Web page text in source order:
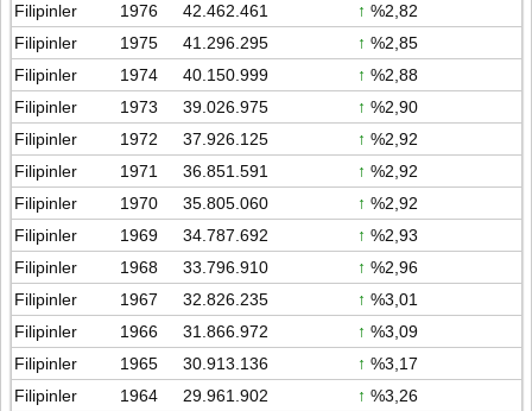
Filipinler
1976 42.462.461 ↑ %2,82
Filipinler
1975 41.296.295 ↑ %2,85
Filipinler
1974 40.150.999 ↑ %2,88
Filipinler
1973 39.026.975 ↑ %2,90
Filipinler
1972 37.926.125 ↑ %2,92
Filipinler
1971 36.851.591 ↑ %2,92
Filipinler
1970 35.805.060 ↑ %2,92
Filipinler
1969 34.787.692 ↑ %2,93
Filipinler
1968 33.796.910 ↑ %2,96
Filipinler
1967 32.826.235 ↑ %3,01
Filipinler
1966 31.866.972 ↑ %3,09
Filipinler
1965 30.913.136 ↑ %3,17
Filipinler
1964 29.961.902 ↑ %3,26